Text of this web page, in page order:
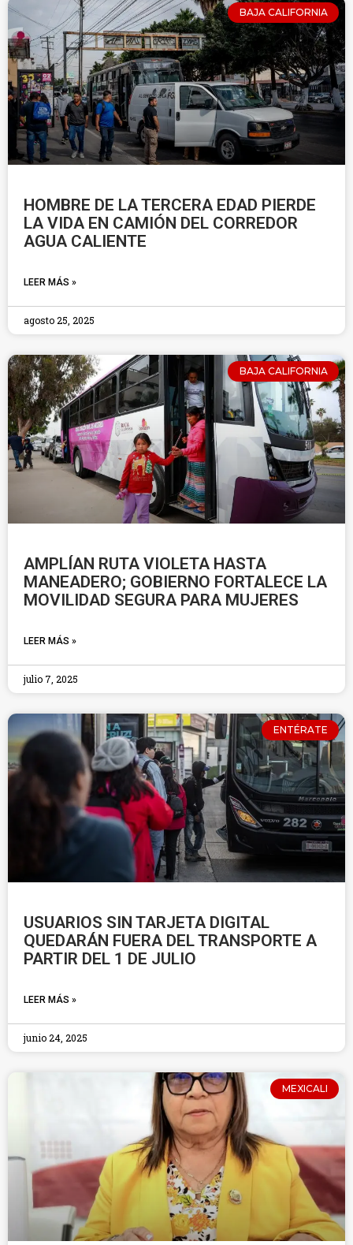
BAJA CALIFORNIA
HOMBRE DE LA TERCERA EDAD PIERDE
LA VIDA EN CAMIÓN DEL CORREDOR
AGUA CALIENTE
LEER MÁS »
agosto 25, 2025
BAJA CALIFORNIA
AMPLÍAN RUTA VIOLETA HASTA
MANEADERO; GOBIERNO FORTALECE LA
MOVILIDAD SEGURA PARA MUJERES
LEER MÁS »
julio 7, 2025
ENTÉRATE
USUARIOS SIN TARJETA DIGITAL
QUEDARÁN FUERA DEL TRANSPORTE A
PARTIR DEL 1 DE JULIO
LEER MÁS »
junio 24, 2025
MEXICALI